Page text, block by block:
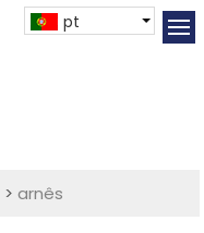
pt
>arnês